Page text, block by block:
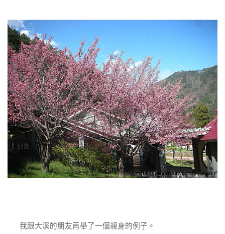
我跟大溪的朋友再舉了一個親身的例子。